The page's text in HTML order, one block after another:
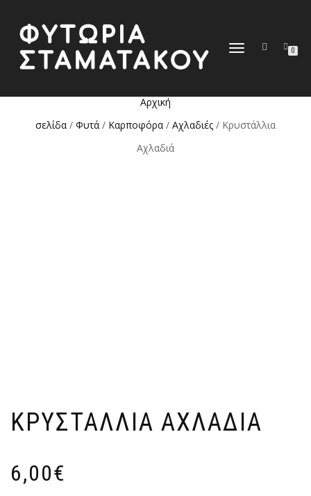
ΕΝΑΛΛΑΓΉ
0
Αρχική
σελίδα / Φυτά / Καρποφόρα / Αχλαδιές / Κρυστάλλια
Αχλαδιά
ΚΡΥΣΤΆΛΛΙΑ ΑΧΛΑΔΙΆ
6,00€